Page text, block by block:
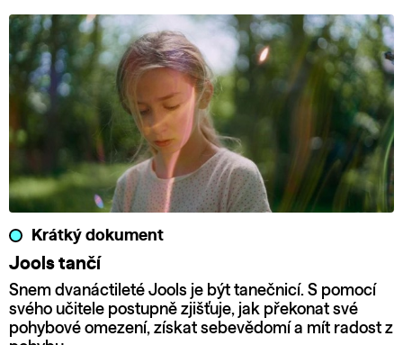
Krátký dokument
Jools tančí
Snem dvanáctileté Jools je být tanečnicí. S pomocí
svého učitele postupně zjišťuje, jak překonat své
pohybové omezení, získat sebevědomí a mít radost z